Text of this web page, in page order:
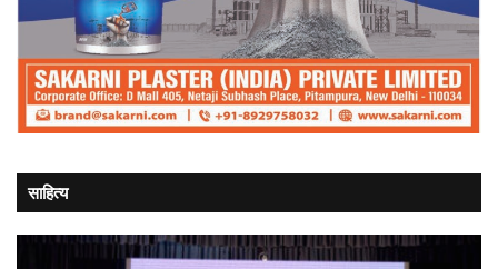
साहित्य